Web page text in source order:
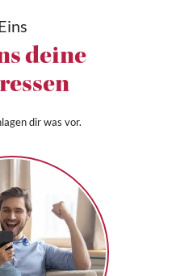
deine
dir was vor.